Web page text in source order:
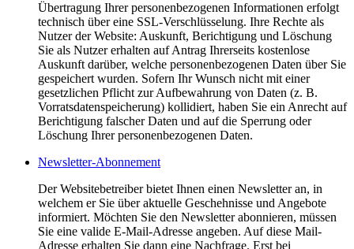
Übertragung Ihrer personenbezogenen Informationen erfolgt
technisch über eine SSL-Verschlüsselung. Ihre Rechte als
Nutzer der Website: Auskunft, Berichtigung und Löschung
Sie als Nutzer erhalten auf Antrag Ihrerseits kostenlose
Auskunft darüber, welche personenbezogenen Daten über Sie
gespeichert wurden. Sofern Ihr Wunsch nicht mit einer
gesetzlichen Pflicht zur Aufbewahrung von Daten (z. B.
Vorratsdatenspeicherung) kollidiert, haben Sie ein Anrecht auf
Berichtigung falscher Daten und auf die Sperrung oder
Löschung Ihrer personenbezogenen Daten.
Newsletter-Abonnement
Der Websitebetreiber bietet Ihnen einen Newsletter an, in
welchem er Sie über aktuelle Geschehnisse und Angebote
informiert. Möchten Sie den Newsletter abonnieren, müssen
Sie eine valide E-Mail-Adresse angeben. Auf diese Mail-
Adresse erhalten Sie dann eine Nachfrage. Erst bei